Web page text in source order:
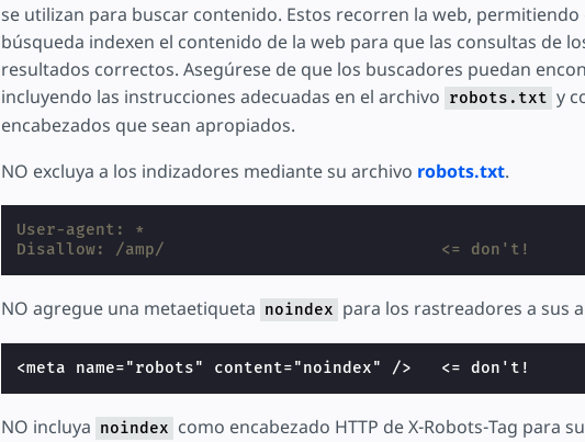
se utilizan para buscar contenido. Estos recorren la web,
búsqueda indexen el contenido de la web para que las consultas de
resultados correctos. Asegúrese de que los buscadores puedan
incluyendo las instrucciones adecuadas en el archivo robots.txt y
encabezados que sean apropiados.
NO excluya a los indizadores mediante su archivo robots.txt.
User-agent: *
Disallow: /amp/                            <= don't!
NO agregue una metaetiqueta noindex para los rastreadores a sus
<meta name="robots" content="noindex" />   <= don't!
NO incluya noindex como encabezado HTTP de X-Robots-Tag para